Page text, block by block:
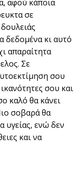
αφού κάποια
σε
δεδομένα κι αυτό
απαραίτητα
Σε
σου
σου και
καλό θα κάνει
σοβαρά θα
υγείας, ενώ δεν
και να